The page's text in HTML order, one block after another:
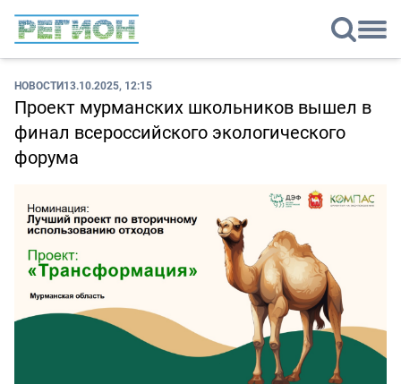
НОВОСТИ13.10.2025, 12:15
Проект мурманских школьников вышел в
финал всероссийского экологического
форума